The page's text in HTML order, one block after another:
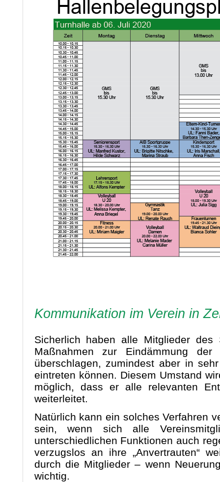
Kommunikation im Verein in
Sicherlich haben alle Mitglieder
Maßnahmen zur Eindämmung
überschlagen, zumindest aber in
eintreten können. Diesem Umstand
möglich, dass er alle relevanten
weiterleitet.
Natürlich kann ein solches Verfahren
sein, wenn sich alle
unterschiedlichen Funktionen auch
verzugslos an ihre „Anvertrauten“
durch die Mitglieder – wenn
wichtig.